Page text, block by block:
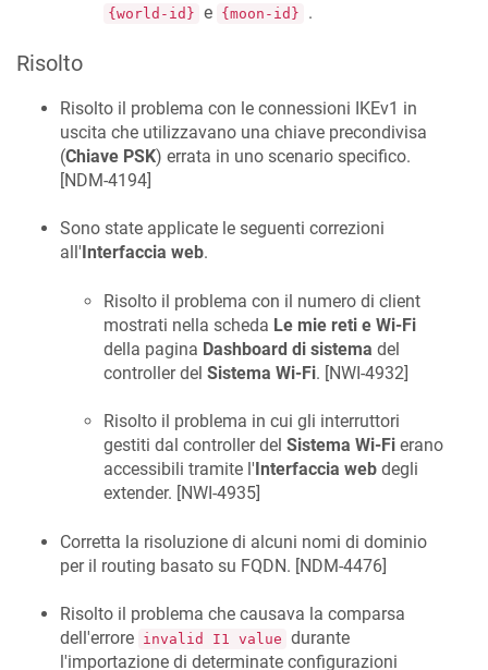
{world-id} e {moon-id} .
Risolto
Risolto il problema con le connessioni IKEv1 in
uscita che utilizzavano una chiave precondivisa
(Chiave PSK) errata in uno scenario specifico.
[NDM-4194]
Sono state applicate le seguenti correzioni
all' Interfaccia web.
Risolto il problema con il numero di client
mostrati nella scheda Le mie reti e Wi-Fi
della pagina Dashboard di sistema del
controller del Sistema Wi-Fi. [NWI-4932]
Risolto il problema in cui gli interruttori
gestiti dal controller del Sistema Wi-Fi erano
accessibili tramite l'Interfaccia web degli
extender. [NWI-4935]
Corretta la risoluzione di alcuni nomi di dominio
per il routing basato su FQDN. [NDM-4476]
Risolto il problema che causava la comparsa
dell'errore invalid I1 value durante
l'importazione di determinate configurazioni